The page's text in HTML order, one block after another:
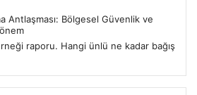
Antlaşması: Bölgesel Güvenlik ve
raporu. Hangi ünlü ne kadar bağış